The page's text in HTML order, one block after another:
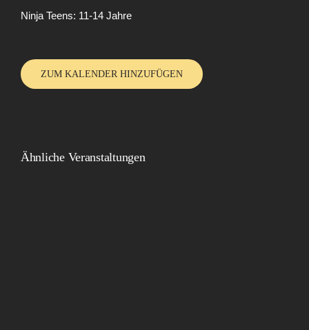
Ninja Teens: 11-14 Jahre
ZUM KALENDER HINZUFÜGEN
Ähnliche Veranstaltungen